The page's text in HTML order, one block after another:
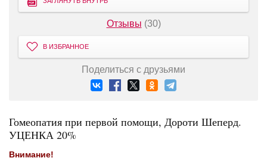
Отзывы (30)
В ИЗБРАННОЕ
Поделиться с друзьями
Гомеопатия при первой помощи, Дороти Шеперд.
УЦЕНКА 20%
Внимание!